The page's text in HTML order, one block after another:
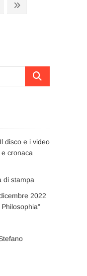
Pagina
Cerca
disco e i video
cronaca
di stampa
2022